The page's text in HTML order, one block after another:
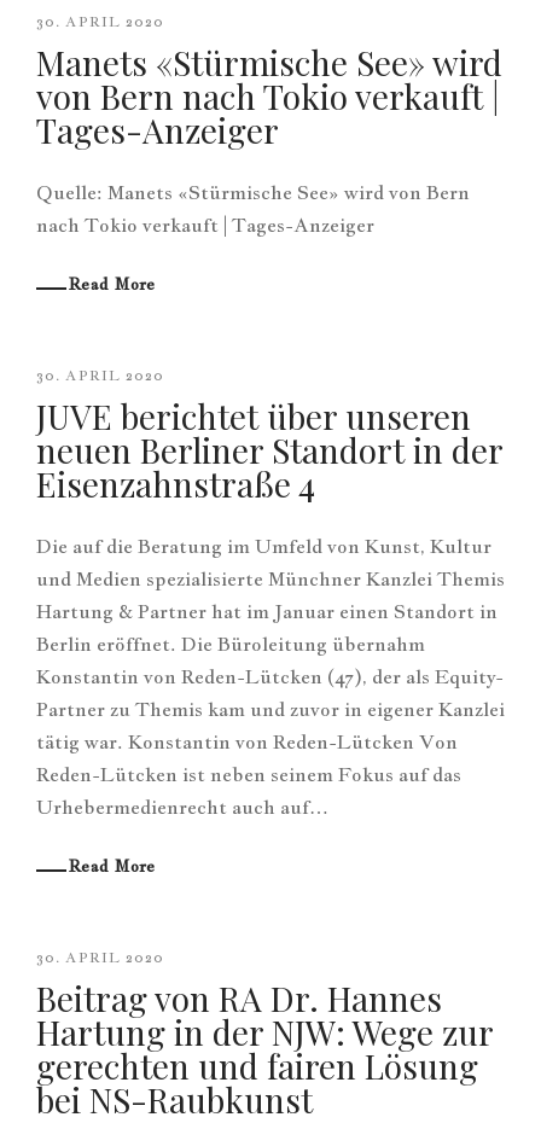
30. APRIL 2020
Manets «Stürmische See» wird
von Bern nach Tokio verkauft |
Tages-Anzeiger
Quelle: Manets «Stürmische See» wird von Bern
nach Tokio verkauft | Tages-Anzeiger
Read More
30. APRIL 2020
JUVE berichtet über unseren
neuen Berliner Standort in der
Eisenzahnstraße 4
Die auf die Beratung im Umfeld von Kunst, Kultur
und Medien spezialisierte Münchner Kanzlei Themis
Hartung & Partner hat im Januar einen Standort in
Berlin eröffnet. Die Büroleitung übernahm
Konstantin von Reden-Lütcken (47), der als Equity-
Partner zu Themis kam und zuvor in eigener Kanzlei
tätig war. Konstantin von Reden-Lütcken Von
Reden-Lütcken ist neben seinem Fokus auf das
Urhebermedienrecht auch auf…
Read More
30. APRIL 2020
Beitrag von RA Dr. Hannes
Hartung in der NJW: Wege zur
gerechten und fairen Lösung
bei NS-Raubkunst